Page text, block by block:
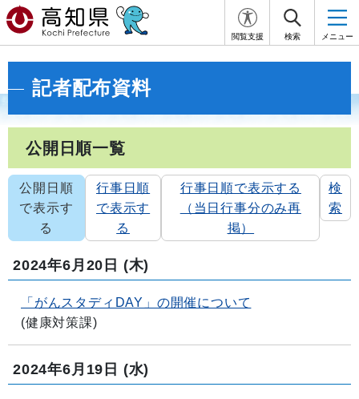
閲覧支援 検索 メニュー
記者配布資料
公開日順一覧
公開日順
で表示す
る
行事日順
で表示す
る
行事日順で表示する
（当日行事分のみ再
掲）
検
索
2024年6月20日 (木)
「がんスタディDAY」の開催について
(健康対策課)
2024年6月19日 (水)